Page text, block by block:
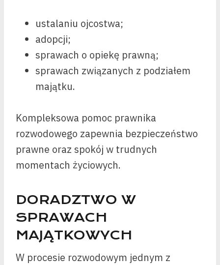
ustalaniu ojcostwa;
adopcji;
sprawach o opiekę prawną;
sprawach związanych z podziałem
majątku.
Kompleksowa pomoc prawnika
rozwodowego zapewnia bezpieczeństwo
prawne oraz spokój w trudnych
momentach życiowych.
DORADZTWO W
SPRAWACH
MAJĄTKOWYCH
W procesie rozwodowym jednym z